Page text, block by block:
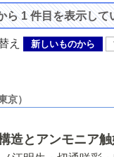
ら 1 件目を表示して
新しいものから
京）
造とアンモニア